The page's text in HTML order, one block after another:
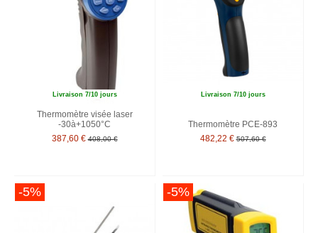
Livraison 7/10 jours
Thermomètre visée laser
-30à+1050°C
387,60 € 408,00 €
Livraison 7/10 jours
Thermomètre PCE-893
482,22 € 507,60 €
-5% -5%